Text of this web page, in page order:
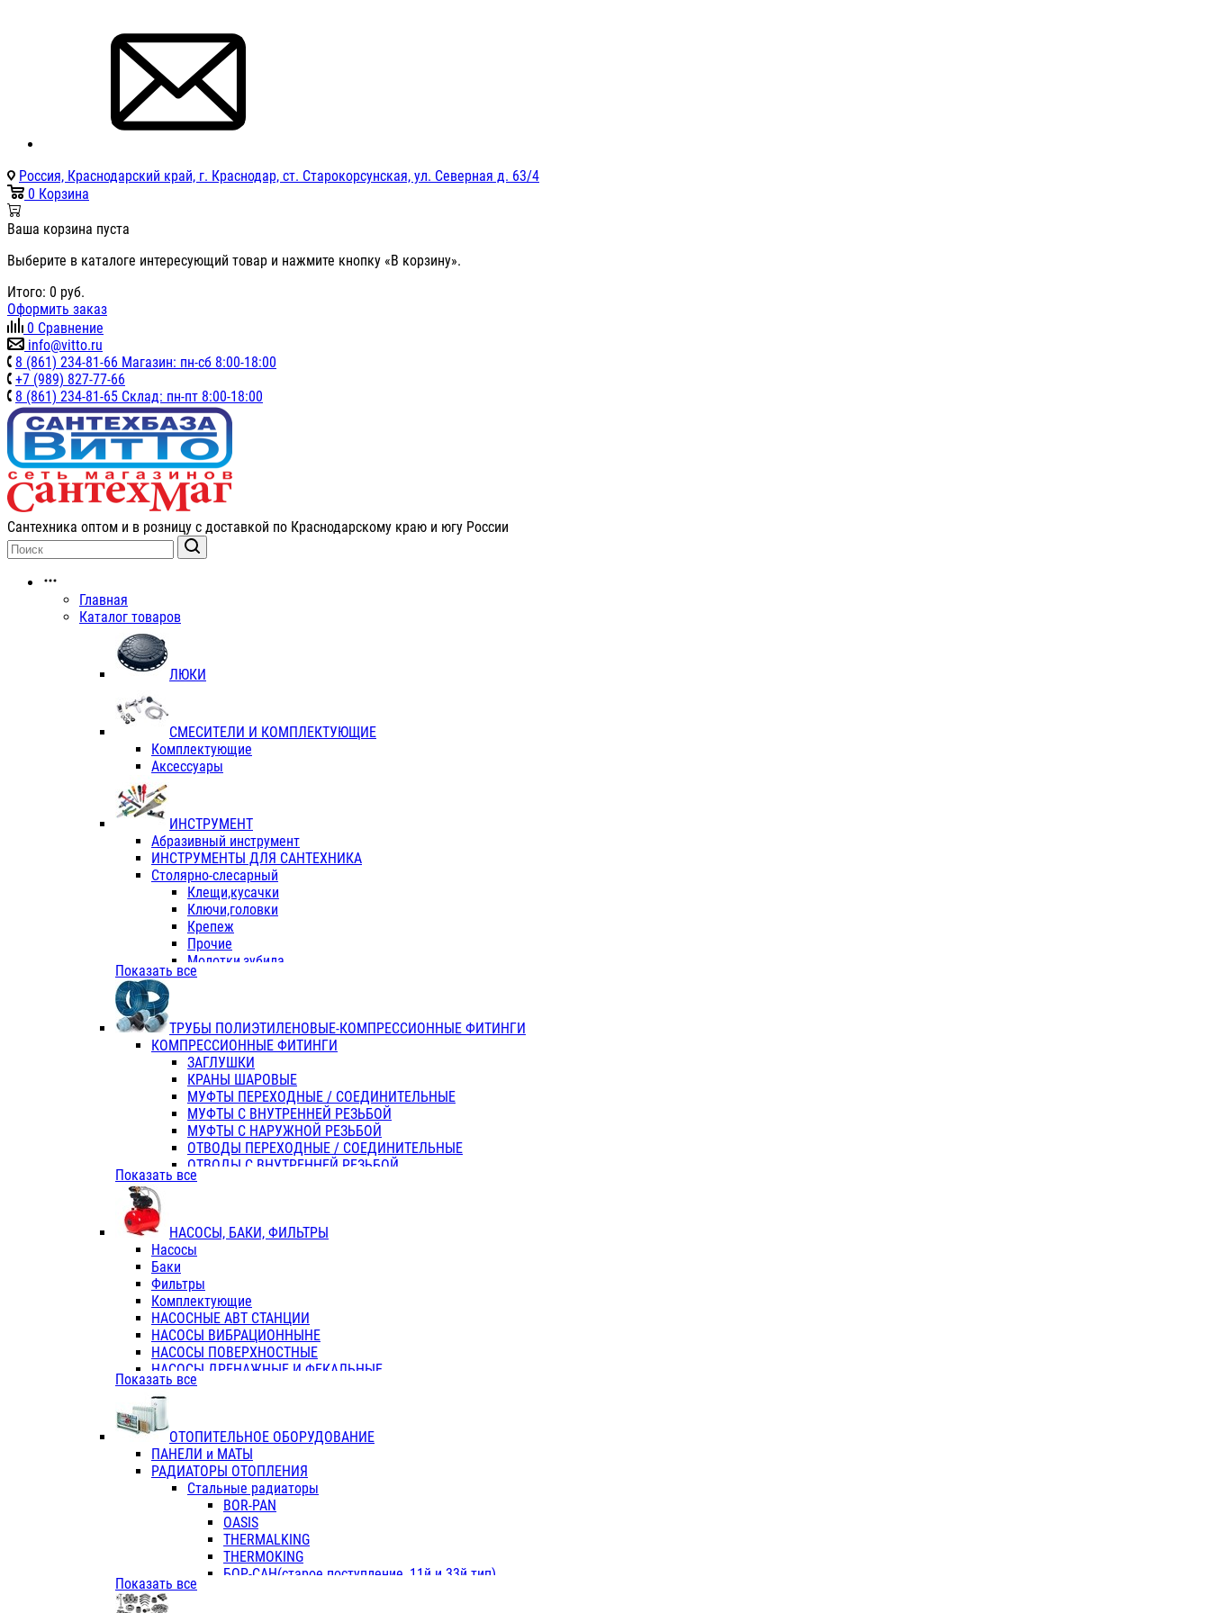
Россия, Краснодарский край, г. Краснодар, ст. Старокорсунская, ул. Северная д. 63/4
0 Корзина
Ваша корзина пуста
Выберите в каталоге интересующий товар и нажмите кнопку «В корзину».
Итого: 0 руб.
Оформить заказ
0 Сравнение
info@vitto.ru
8 (861) 234-81-66 Магазин: пн-сб 8:00-18:00
+7 (989) 827-77-66
8 (861) 234-81-65 Склад: пн-пт 8:00-18:00
Сантехника оптом и в розницу с доставкой по Краснодарскому краю и югу России
Главная
Каталог товаров
ЛЮКИ
СМЕСИТЕЛИ И КОМПЛЕКТУЮЩИЕ
Комплектующие
Аксессуары
ИНСТРУМЕНТ
Абразивный инструмент
ИНСТРУМЕНТЫ ДЛЯ САНТЕХНИКА
Столярно-слесарный
Клещи,кусачки
Ключи,головки
Крепеж
Прочие
Молотки,зубила
Пассатижи,тонкогубцы,утконосы
Отвертки
Хоз. инвентарь
ЭЛ. ИНСТРУМЕНТ OASIS
Показать все
ТРУБЫ ПОЛИЭТИЛЕНОВЫЕ-КОМПРЕССИОННЫЕ ФИТИНГИ
КОМПРЕССИОННЫЕ ФИТИНГИ
ЗАГЛУШКИ
КРАНЫ ШАРОВЫЕ
МУФТЫ ПЕРЕХОДНЫЕ / СОЕДИНИТЕЛЬНЫЕ
МУФТЫ С ВНУТРЕННЕЙ РЕЗЬБОЙ
МУФТЫ С НАРУЖНОЙ РЕЗЬБОЙ
ОТВОДЫ ПЕРЕХОДНЫЕ / СОЕДИНИТЕЛЬНЫЕ
ОТВОДЫ С ВНУТРЕННЕЙ РЕЗЬБОЙ
ОТВОДЫ С НАРУЖНОЙ РЕЗЬБОЙ
ТРОЙНИКИ ПЕРЕХОДНЫЕ / СОЕДИНИТЕЛЬНЫЕ
ТРОЙНИКИ С ВНУТРЕННЕЙ РЕЗЬБОЙ
КОЛЬЦА РЕЗИНОВЫЕ
ТРУБЫ НАПОРНЫЕ
ТРУБЫ ГОФРИРОВАННЫЕ ДВУХСЛ.
ТРУБЫ ПОЛИЭТИЛЕНОВЫЕ
Показать все
НАСОСЫ, БАКИ, ФИЛЬТРЫ
Насосы
Баки
Фильтры
Комплектующие
НАСОСНЫЕ АВТ СТАНЦИИ
НАСОСЫ ВИБРАЦИОННЫНЕ
НАСОСЫ ПОВЕРХНОСТНЫЕ
НАСОСЫ ДРЕНАЖНЫЕ И ФЕКАЛЬНЫЕ
НАСОСЫ ПОВЫСИТ и ЦИРКУЛЯЦИОННЫЕ
НАСОСЫ СКВАЖИННЫЕ
Показать все
ОТОПИТЕЛЬНОЕ ОБОРУДОВАНИЕ
ПАНЕЛИ и МАТЫ
РАДИАТОРЫ ОТОПЛЕНИЯ
Стальные радиаторы
BOR-PAN
OASIS
THERMALKING
THERMOKING
БОР-САН(старое поступление, 11й и 33й тип)
Показать все